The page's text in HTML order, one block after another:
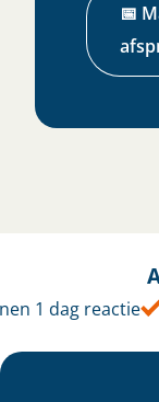
📅
1 dag reactie